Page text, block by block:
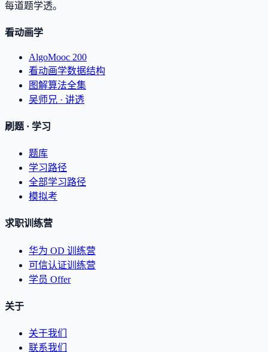
每道题学透。
看动画学
AlgoMooc 200
看动画学数据结构
图解算法全集
吴师兄 · 讲透
刷题 · 学习
题库
学习路径
全部学习路径
模拟考
求职训练营
华为 OD 训练营
可信认证训练营
学员 Offer
关于
关于我们
联系我们